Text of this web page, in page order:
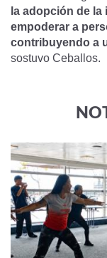
la adopción de
empoderar a
contribuyendo a
sostuvo Ceballos.